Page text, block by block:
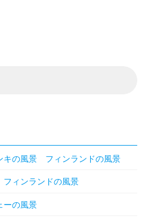
の風景 フィンランドの風景
ィンランドの風景
の風景